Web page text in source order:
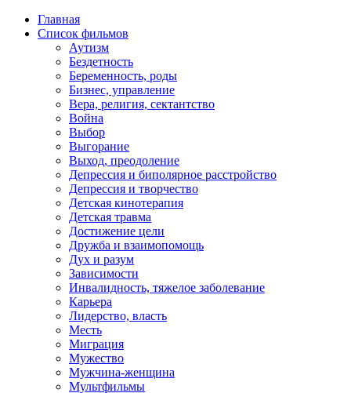
Главная
Список фильмов
Аутизм
Бездетность
Беременность, роды
Бизнес, управление
Вера, религия, сектантство
Война
Выбор
Выгорание
Выход, преодоление
Депрессия и биполярное расстройство
Депрессия и творчество
Детская кинотерапия
Детская травма
Достижение цели
Дружба и взаимопомощь
Дух и разум
Зависимости
Инвалидность, тяжелое заболевание
Карьера
Лидерство, власть
Месть
Миграция
Мужество
Мужчина-женщина
Мультфильмы